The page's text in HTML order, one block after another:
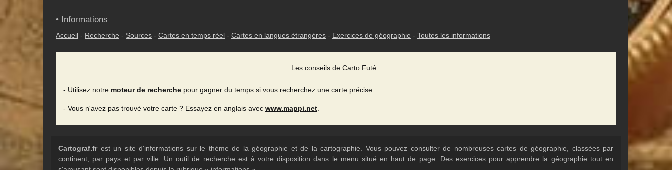
• Informations
Accueil - Recherche - Sources - Cartes en temps réel - Cartes en langues étrangères - Exercices de géographie - Toutes les informations
Les conseils de Carto Futé :
- Utilisez notre moteur de recherche pour gagner du temps si vous recherchez une carte précise.
- Vous n'avez pas trouvé votre carte ? Essayez en anglais avec www.mappi.net
Cartograf.frest un site d'informations sur le thème de la géographie et de la cartographie. Vous pouvez consulter de nombreuses cartes de géographie, classées par
continent, par pays et par ville. Un outil de recherche est à votre disposition dans le menu situé en haut de page. Des exercices pour apprendre la géographie tout en